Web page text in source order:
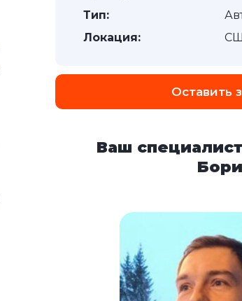
Тип:
Локация:
Оставить
Ваш